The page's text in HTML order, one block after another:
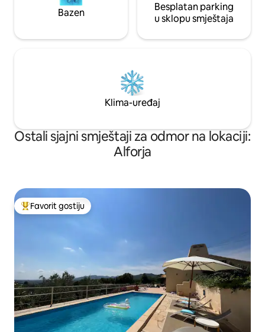
Bazen
Besplatan parking
u sklopu smještaja
Klima-uređaj
Ostali sjajni smještaji za odmor na lokaciji:
Alforja
Glavni favorit gostiju
Favorit gostiju